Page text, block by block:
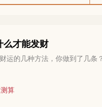
么才能发财
运的几种方法，你做到了几条？
算